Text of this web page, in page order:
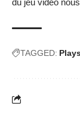
du jeu vidéo
TAGGED: